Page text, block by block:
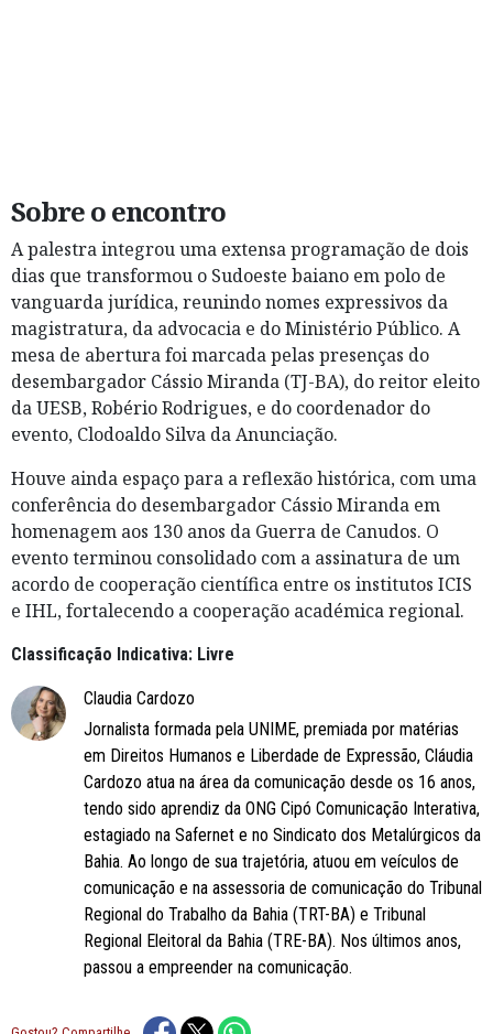
Sobre o encontro
A palestra integrou uma extensa programação de dois
dias que transformou o Sudoeste baiano em polo de
vanguarda jurídica, reunindo nomes expressivos da
magistratura, da advocacia e do Ministério Público. A
mesa de abertura foi marcada pelas presenças do
desembargador Cássio Miranda (TJ-BA), do reitor eleito
da UESB, Robério Rodrigues, e do coordenador do
evento, Clodoaldo Silva da Anunciação.
Houve ainda espaço para a reflexão histórica, com uma
conferência do desembargador Cássio Miranda em
homenagem aos 130 anos da Guerra de Canudos. O
evento terminou consolidado com a assinatura de um
acordo de cooperação científica entre os institutos ICIS
e IHL, fortalecendo a cooperação académica regional.
Classificação Indicativa: Livre
Claudia Cardozo
Jornalista formada pela UNIME, premiada por matérias
em Direitos Humanos e Liberdade de Expressão, Cláudia
Cardozo atua na área da comunicação desde os 16 anos,
tendo sido aprendiz da ONG Cipó Comunicação Interativa,
estagiado na Safernet e no Sindicato dos Metalúrgicos da
Bahia. Ao longo de sua trajetória, atuou em veículos de
comunicação e na assessoria de comunicação do Tribunal
Regional do Trabalho da Bahia (TRT-BA) e Tribunal
Regional Eleitoral da Bahia (TRE-BA). Nos últimos anos,
passou a empreender na comunicação.